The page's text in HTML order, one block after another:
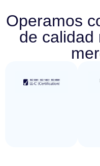
Operamos
de calidad